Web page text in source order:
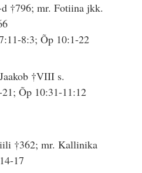
†796; mr. Fotiina jkk.
8:3; Õp 10:1-22
†VIII s.
Õp 10:31-11:12
†362; mr. Kallinika
17